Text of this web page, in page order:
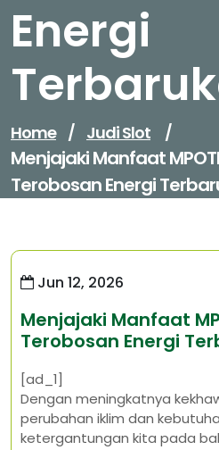
Energi
Home / Judi Slot /
Menjajaki Manfaat
Terobosan Energi
Jun 12, 2026
Menjajaki Manfaat
Terobosan Energi
[ad_1]
Dengan meningkatnya
perubahan iklim dan
ketergantungan kita pada